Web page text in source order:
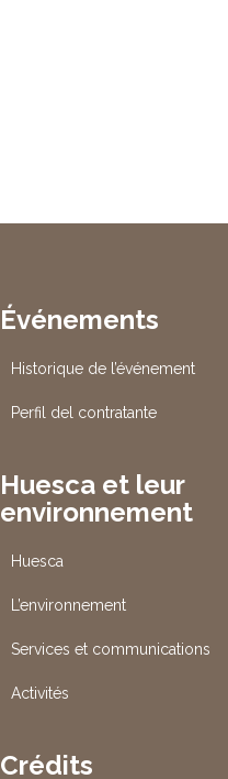
Événements
Historique de l’événement
Perfil del contratante
Huesca et leur
environnement
Huesca
L’environnement
Services et communications
Activités
Crédits